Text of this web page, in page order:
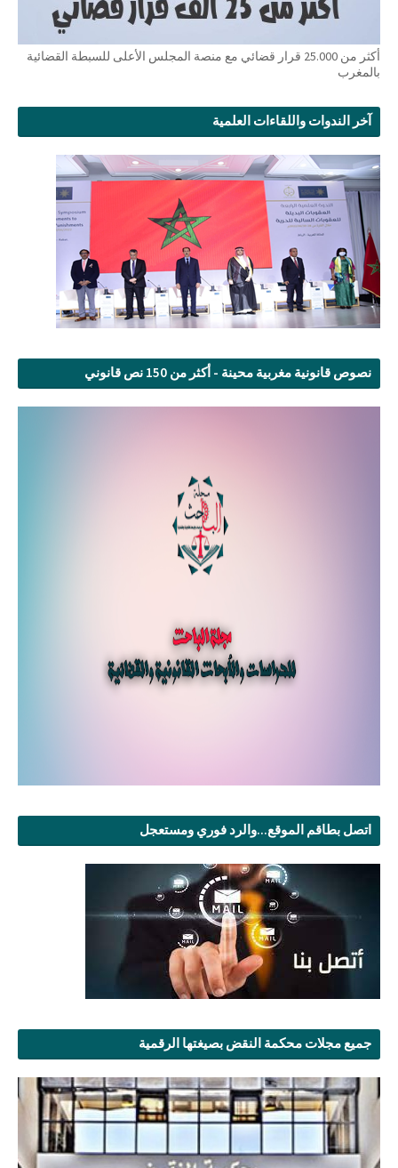
أكثر من 25.000 قرار قضائي مع منصة المجلس الأعلى للسبطة القضائية
بالمغرب
آخر الندوات واللقاءات العلمية
نصوص قانونية مغربية محينة - أكثر من 150 نص قانوني
اتصل بطاقم الموقع...والرد فوري ومستعجل
جميع مجلات محكمة النقض بصيغتها الرقمية